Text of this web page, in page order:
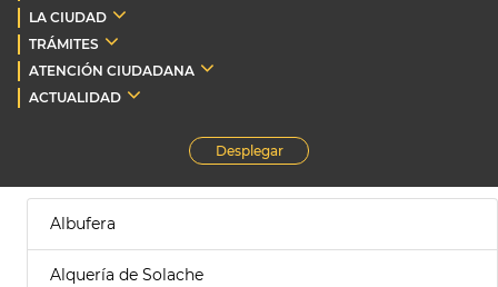
LA CIUDAD
TRÁMITES
ATENCIÓN CIUDADANA
ACTUALIDAD
Desplegar
Albufera
Alquería de Solache